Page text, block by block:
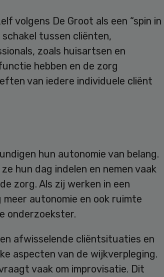
volgens De Groot als een “spin in
schakel tussen cliënten,
zoals huisartsen en
hebben en de zorg
van iedere individuele cliënt
hun autonomie van belang.
hun dag indelen en nemen vaak
zorg. Als zij werken in een
autonomie en ook ruimte
onderzoekster.
afwisselende cliëntsituaties en
aspecten van de wijkverpleging.
vaak om improvisatie. Dit